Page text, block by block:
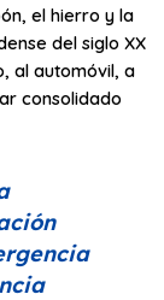
el hierro y la
del siglo XX
al automóvil, a
consolidado